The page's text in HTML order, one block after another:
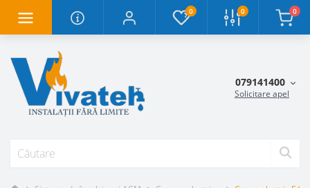
0 0 0
079141400
Solicitare apel